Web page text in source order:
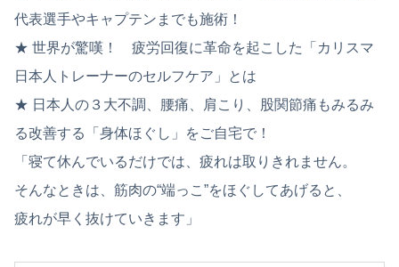
代表選手やキャプテンまでも施術！
★ 世界が驚嘆！ 疲労回復に革命を起こした「カリスマ
日本人トレーナーのセルフケア」とは
★ 日本人の３大不調、腰痛、肩こり、股関節痛もみるみ
る改善する「身体ほぐし」をご自宅で！
「寝て休んでいるだけでは、疲れは取りきれません。
そんなときは、筋肉の“端っこ”をほぐしてあげると、
疲れが早く抜けていきます」